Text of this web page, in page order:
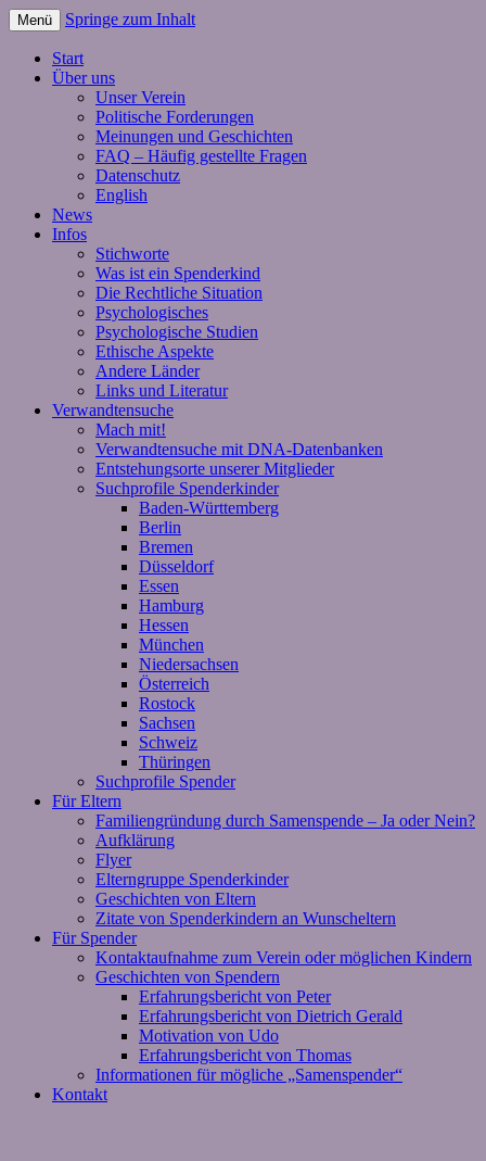
Menü Springe zum Inhalt
Start
Über uns
Unser Verein
Politische Forderungen
Meinungen und Geschichten
FAQ – Häufig gestellte Fragen
Datenschutz
English
News
Infos
Stichworte
Was ist ein Spenderkind
Die Rechtliche Situation
Psychologisches
Psychologische Studien
Ethische Aspekte
Andere Länder
Links und Literatur
Verwandtensuche
Mach mit!
Verwandtensuche mit DNA-Datenbanken
Entstehungsorte unserer Mitglieder
Suchprofile Spenderkinder
Baden-Württemberg
Berlin
Bremen
Düsseldorf
Essen
Hamburg
Hessen
München
Niedersachsen
Österreich
Rostock
Sachsen
Schweiz
Thüringen
Suchprofile Spender
Für Eltern
Familiengründung durch Samenspende – Ja oder Nein?
Aufklärung
Flyer
Elterngruppe Spenderkinder
Geschichten von Eltern
Zitate von Spenderkindern an Wunscheltern
Für Spender
Kontaktaufnahme zum Verein oder möglichen Kindern
Geschichten von Spendern
Erfahrungsbericht von Peter
Erfahrungsbericht von Dietrich Gerald
Motivation von Udo
Erfahrungsbericht von Thomas
Informationen für mögliche „Samenspender“
Kontakt